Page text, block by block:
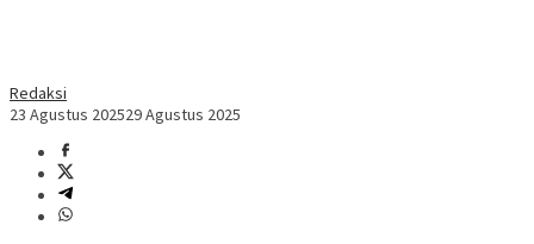
Redaksi
23 Agustus 202529 Agustus 2025